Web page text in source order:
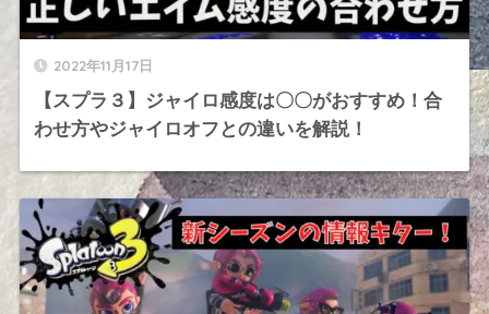
2022年11月17日
【スプラ３】ジャイロ感度は〇〇がおすすめ！合
わせ方やジャイロオフとの違いを解説！